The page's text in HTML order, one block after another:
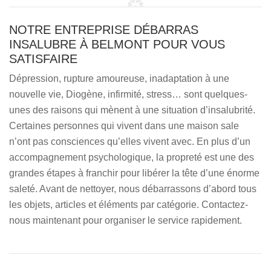
NOTRE ENTREPRISE DÉBARRAS
INSALUBRE À BELMONT POUR VOUS
SATISFAIRE
Dépression, rupture amoureuse, inadaptation à une
nouvelle vie, Diogène, infirmité, stress… sont quelques-
unes des raisons qui mènent à une situation d’insalubrité.
Certaines personnes qui vivent dans une maison sale
n’ont pas consciences qu’elles vivent avec. En plus d’un
accompagnement psychologique, la propreté est une des
grandes étapes à franchir pour libérer la tête d’une énorme
saleté. Avant de nettoyer, nous débarrassons d’abord tous
les objets, articles et éléments par catégorie. Contactez-
nous maintenant pour organiser le service rapidement.